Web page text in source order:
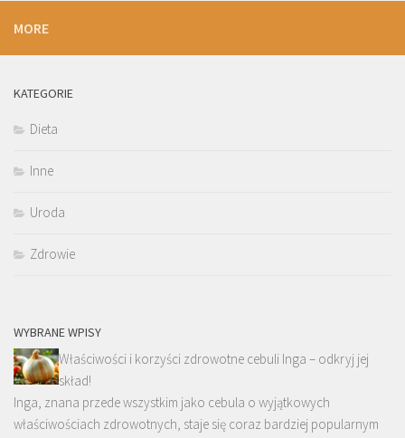
MORE
KATEGORIE
Dieta
Inne
Uroda
Zdrowie
WYBRANE WPISY
Właściwości i korzyści zdrowotne cebuli Inga – odkryj jej
skład!
Inga, znana przede wszystkim jako cebula o wyjątkowych
właściwościach zdrowotnych, staje się coraz bardziej popularnym